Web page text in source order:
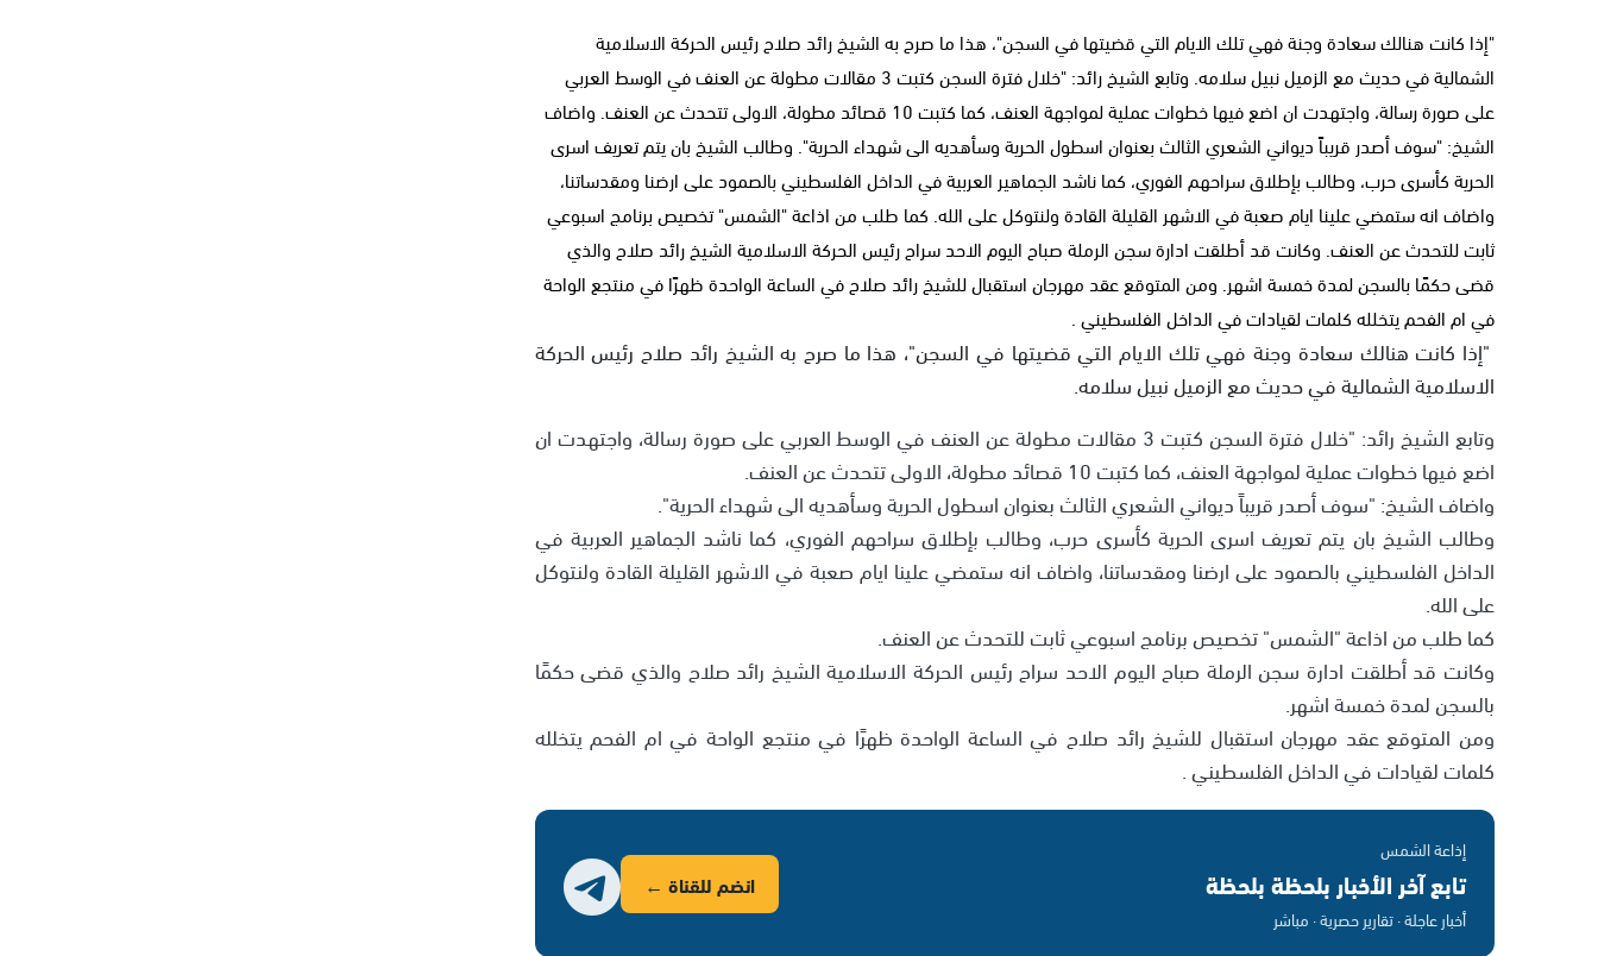
"إذا كانت هنالك سعادة وجنة فهي تلك الايام التي قضيتها في السجن"، هذا ما صرح به الشيخ رائد صلاح رئيس الحركة الاسلامية
الشمالية في حديث مع الزميل نبيل سلامه. وتابع الشيخ رائد: "خلال فترة السجن كتبت 3 مقالات مطولة عن العنف في الوسط العربي
على صورة رسالة، واجتهدت ان اضع فيها خطوات عملية لمواجهة العنف، كما كتبت 10 قصائد مطولة، الاولى تتحدث عن العنف. واضاف
الشيخ: "سوف أصدر قريباً ديواني الشعري الثالث بعنوان اسطول الحرية وسأهديه الى شهداء الحرية". وطالب الشيخ بان يتم تعريف اسرى
الحرية كأسرى حرب، وطالب بإطلاق سراحهم الفوري، كما ناشد الجماهير العربية في الداخل الفلسطيني بالصمود على ارضنا ومقدساتنا،
واضاف انه ستمضي علينا ايام صعبة في الاشهر القليلة القادة ولنتوكل على الله. كما طلب من اذاعة "الشمس" تخصيص برنامج اسبوعي
ثابت للتحدث عن العنف. وكانت قد أطلقت ادارة سجن الرملة صباح اليوم الاحد سراح رئيس الحركة الاسلامية الشيخ رائد صلاح والذي
قضى حكمًا بالسجن لمدة خمسة اشهر. ومن المتوقع عقد مهرجان استقبال للشيخ رائد صلاح في الساعة الواحدة ظهرًا في منتجع الواحة
في ام الفحم يتخلله كلمات لقيادات في الداخل الفلسطيني .
"إذا كانت هنالك سعادة وجنة فهي تلك الايام التي قضيتها في السجن"، هذا ما صرح به الشيخ رائد صلاح رئيس الحركة
الاسلامية الشمالية في حديث مع الزميل نبيل سلامه.
وتابع الشيخ رائد: "خلال فترة السجن كتبت 3 مقالات مطولة عن العنف في الوسط العربي على صورة رسالة، واجتهدت ان
اضع فيها خطوات عملية لمواجهة العنف، كما كتبت 10 قصائد مطولة، الاولى تتحدث عن العنف.
واضاف الشيخ: "سوف أصدر قريباً ديواني الشعري الثالث بعنوان اسطول الحرية وسأهديه الى شهداء الحرية".
وطالب الشيخ بان يتم تعريف اسرى الحرية كأسرى حرب، وطالب بإطلاق سراحهم الفوري، كما ناشد الجماهير العربية في
الداخل الفلسطيني بالصمود على ارضنا ومقدساتنا، واضاف انه ستمضي علينا ايام صعبة في الاشهر القليلة القادة ولنتوكل
على الله.
كما طلب من اذاعة "الشمس" تخصيص برنامج اسبوعي ثابت للتحدث عن العنف.
وكانت قد أطلقت ادارة سجن الرملة صباح اليوم الاحد سراح رئيس الحركة الاسلامية الشيخ رائد صلاح والذي قضى حكمًا
بالسجن لمدة خمسة اشهر.
ومن المتوقع عقد مهرجان استقبال للشيخ رائد صلاح في الساعة الواحدة ظهرًا في منتجع الواحة في ام الفحم يتخلله
كلمات لقيادات في الداخل الفلسطيني .
إذاعة الشمس
تابع آخر الأخبار بلحظة بلحظة
أخبار عاجلة · تقارير حصرية · مباشر
انضم للقناة ←